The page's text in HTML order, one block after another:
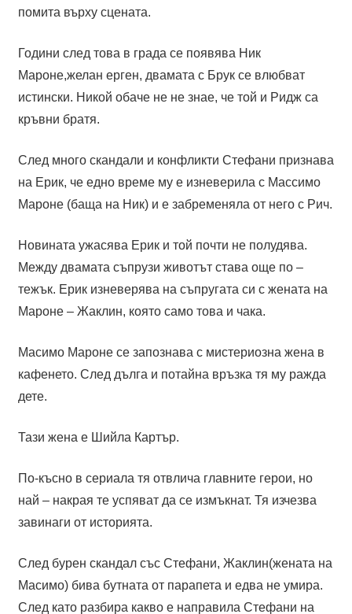
помита върху сцената.
Години след това в града се появява Ник
Мароне,желан ерген, двамата с Брук се влюбват
истински. Никой обаче не не знае, че той и Ридж са
кръвни братя.
След много скандали и конфликти Стефани признава
на Ерик, че едно време му е изневерила с Массимо
Мароне (баща на Ник) и е забременяла от него с Рич.
Новината ужасява Ерик и той почти не полудява.
Между двамата съпрузи животът става още по –
тежък. Ерик изневерява на съпругата си с жената на
Мароне – Жаклин, която само това и чака.
Масимо Мароне се запознава с мистериозна жена в
кафенето. След дълга и потайна връзка тя му ражда
дете.
Тази жена е Шийла Картър.
По-късно в сериала тя отвлича главните герои, но
най – накрая те успяват да се измъкнат. Тя изчезва
завинаги от историята.
След бурен скандал със Стефани, Жаклин(жената на
Масимо) бива бутната от парапета и едва не умира.
След като разбира какво е направила Стефани на